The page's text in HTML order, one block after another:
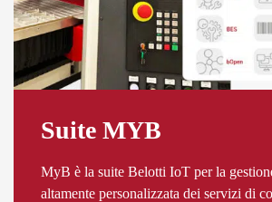
Suite MYB
MyB è la suite Belotti IoT per la
altamente personalizzata dei servizi di